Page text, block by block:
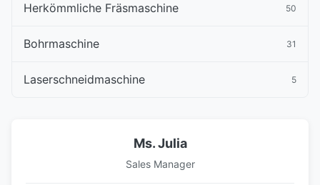
Herkömmliche Fräsmaschine 50
Bohrmaschine 31
Laserschneidmaschine 5
Ms. Julia
Sales Manager